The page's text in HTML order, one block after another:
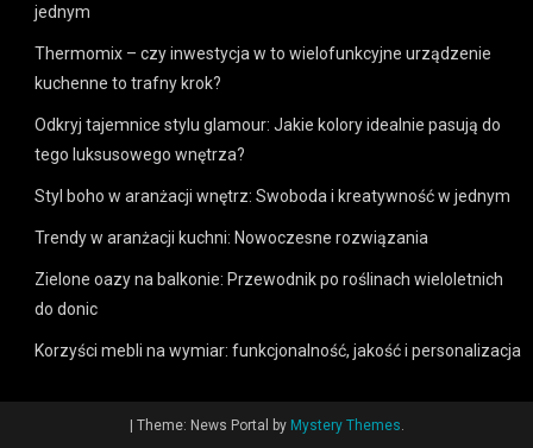
jednym
Thermomix – czy inwestycja w to wielofunkcyjne urządzenie
kuchenne to trafny krok?
Odkryj tajemnice stylu glamour: Jakie kolory idealnie pasują do
tego luksusowego wnętrza?
Styl boho w aranżacji wnętrz: Swoboda i kreatywność w jednym
Trendy w aranżacji kuchni: Nowoczesne rozwiązania
Zielone oazy na balkonie: Przewodnik po roślinach wieloletnich
do donic
Korzyści mebli na wymiar: funkcjonalność, jakość i personalizacja
Theme: News Portal by Mystery Themes.